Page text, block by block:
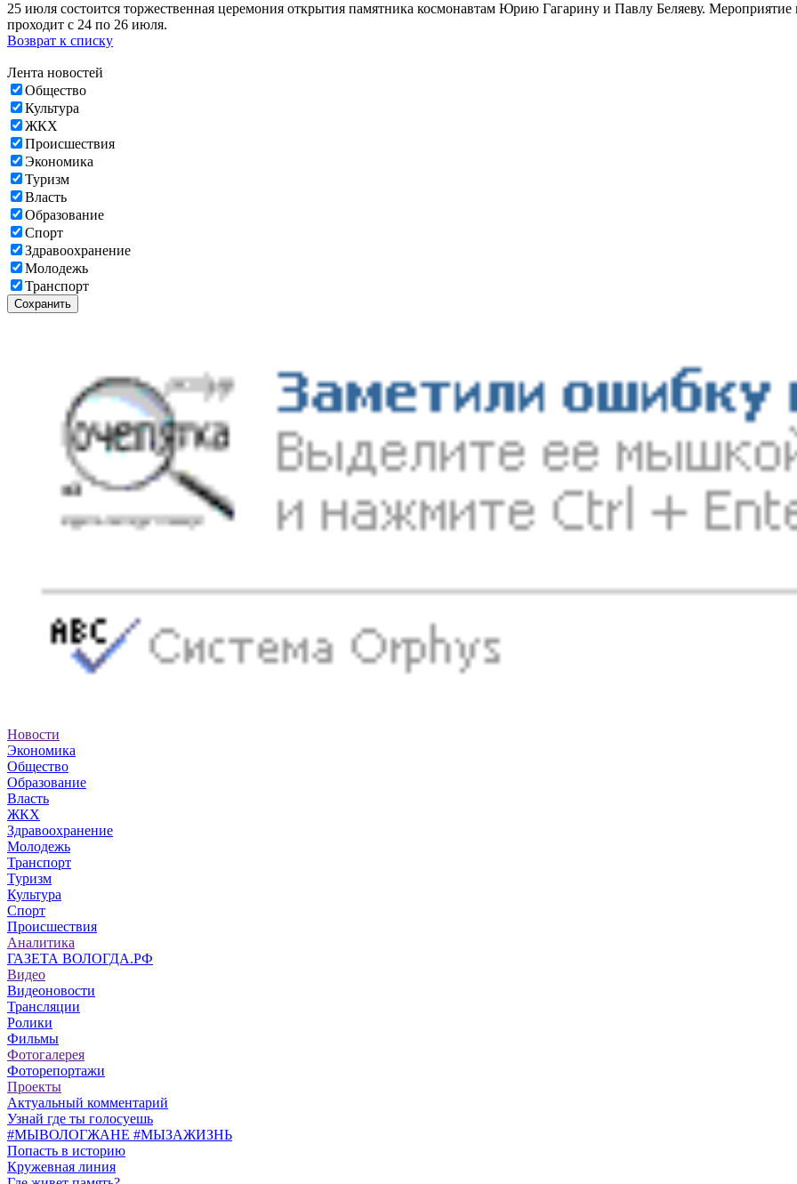
25 июля состоится торжественная церемония открытия памятника космонавтам Юрию Гагарину и Павлу Беляеву.
проходит с 24 по 26 июля.
Возврат к списку
Лента новостей
Общество
Культура
ЖКХ
Происшествия
Экономика
Туризм
Власть
Образование
Спорт
Здравоохранение
Молодежь
Транспорт
Сохранить
Новости
Экономика
Общество
Образование
Власть
ЖКХ
Здравоохранение
Молодежь
Транспорт
Туризм
Культура
Спорт
Происшествия
Аналитика
ГАЗЕТА ВОЛОГДА.РФ
Видео
Видеоновости
Трансляции
Ролики
Фильмы
Фотогалерея
Фоторепортажи
Проекты
Актуальный комментарий
Узнай где ты голосуешь
#МЫВОЛОГЖАНЕ #МЫЗАЖИЗНЬ
Попасть в историю
Кружевная линия